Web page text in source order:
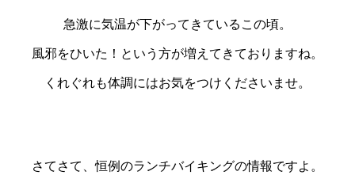
急激に気温が下がってきているこの頃。
風邪をひいた！という方が増えてきておりますね。
くれぐれも体調にはお気をつけくださいませ。
さてさて、恒例のランチバイキングの情報ですよ。